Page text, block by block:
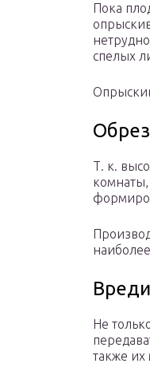
Пока
спелых
Т. к.
комнаты,
Не
также их